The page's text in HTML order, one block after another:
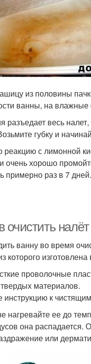
из половины
ванны, на
разъедает весь
губку и
с лимонной
очень хорошо
примерно раз в 7 дней.
ванну во время
которого
проволочные
материалов.
инструкцию к
нагревайте ее до
она распадается.
или